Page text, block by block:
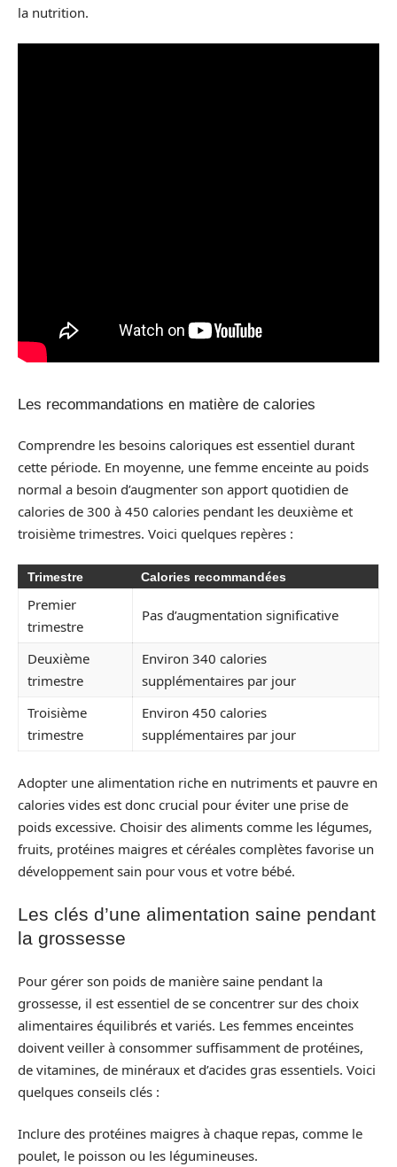
la nutrition.
Les recommandations en matière de calories
Comprendre les besoins caloriques est essentiel durant
cette période. En moyenne, une femme enceinte au poids
normal a besoin d’augmenter son apport quotidien de
calories de 300 à 450 calories pendant les deuxième et
troisième trimestres. Voici quelques repères :
Trimestre Calories recommandées
Premier
trimestre
Pas d’augmentation significative
Deuxième
trimestre
Environ 340 calories
supplémentaires par jour
Troisième
trimestre
Environ 450 calories
supplémentaires par jour
Adopter une alimentation riche en nutriments et pauvre en
calories vides est donc crucial pour éviter une prise de
poids excessive. Choisir des aliments comme les légumes,
fruits, protéines maigres et céréales complètes favorise un
développement sain pour vous et votre bébé.
Les clés d’une alimentation saine pendant
la grossesse
Pour gérer son poids de manière saine pendant la
grossesse, il est essentiel de se concentrer sur des choix
alimentaires équilibrés et variés. Les femmes enceintes
doivent veiller à consommer suffisamment de protéines,
de vitamines, de minéraux et d’acides gras essentiels. Voici
quelques conseils clés :
Inclure des protéines maigres à chaque repas, comme le
poulet, le poisson ou les légumineuses.